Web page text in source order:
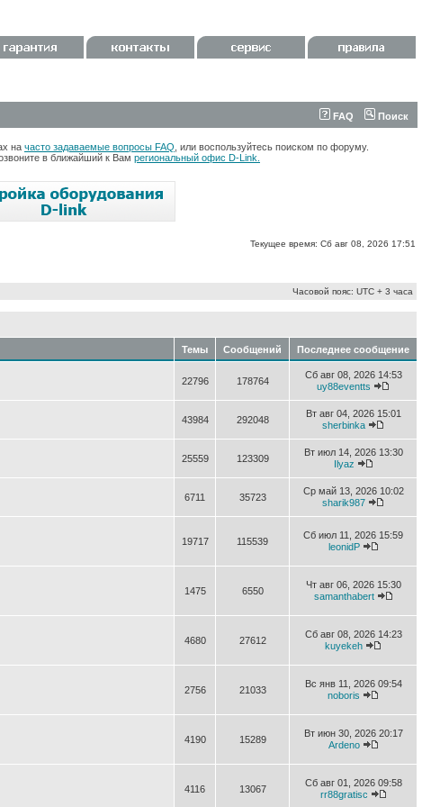
FAQ Поиск
на часто задаваемые вопросы FAQ , или воспользуйтесь поиском по форуму.
в ближайший к Вам региональный офис D-Link.
Текущее время: Сб авг 08, 2026 17:51
Часовой пояс: UTC + 3 часа
Темы Сообщений Последнее сообщение
22796 178764
Сб авг 08, 2026 14:53
uy88eventts
43984 292048
Вт авг 04, 2026 15:01
sherbinka
25559 123309
Вт июл 14, 2026 13:30
Ilyaz
6711 35723
Ср май 13, 2026 10:02
sharik987
19717 115539
Сб июл 11, 2026 15:59
leonidP
1475 6550
Чт авг 06, 2026 15:30
samanthabert
4680 27612
Сб авг 08, 2026 14:23
kuyekeh
2756 21033
Вс янв 11, 2026 09:54
noboris
4190 15289
Вт июн 30, 2026 20:17
Ardeno
4116 13067
Сб авг 01, 2026 09:58
rr88gratisc